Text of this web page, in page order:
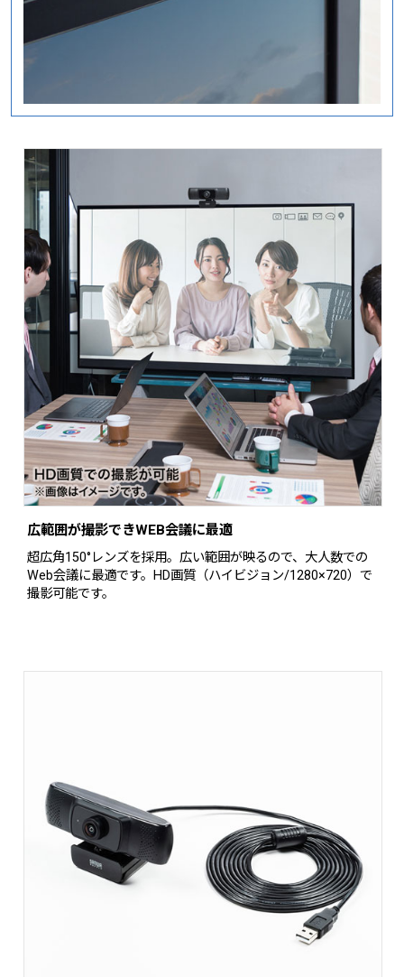
広範囲が撮影できWEB会議に最適
超広角150°レンズを採用。広い範囲が映るので、大人数での
Web会議に最適です。HD画質（ハイビジョン/1280×720）で
撮影可能です。